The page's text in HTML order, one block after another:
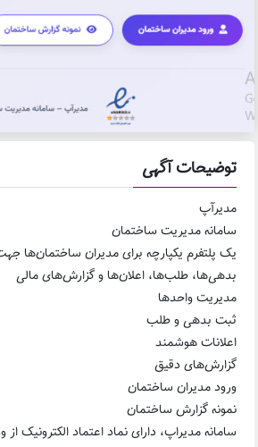
توضیحات آگهی
مدیرآپ
سامانه مدیریت ساختمان
یک پلتفرم یکپارچه برای مدیران ساختمان‌ها
بدهی‌ها، طلب‌ها، اعلان‌ها و گزارش‌های مالی
مدیریت واحدها
ثبت بدهی و طلب
اعلانات هوشمند
گزارش‌های دقیق
ورود مدیران ساختمان
نمونه گزارش ساختمان
سامانه مدیراپ، دارای نماد اعتماد الکترونیک